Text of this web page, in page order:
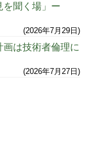
を聞く場」ー
2026年7月29日
は技術者倫理に
2026年7月27日